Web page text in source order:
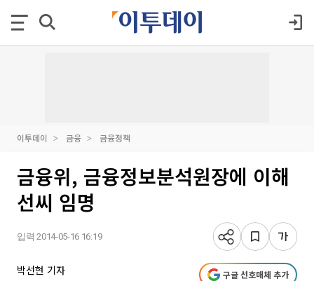
이투데이 금융 금융정책
금융위, 금융정보분석원장에 이해
선씨 임명
입력 2014-05-16 16:19
박선현 기자 구글 선호매체 추가